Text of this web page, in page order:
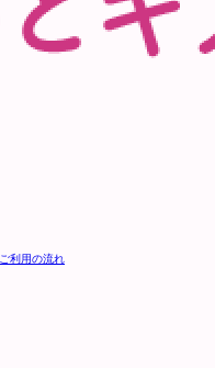
ご利用の流れ